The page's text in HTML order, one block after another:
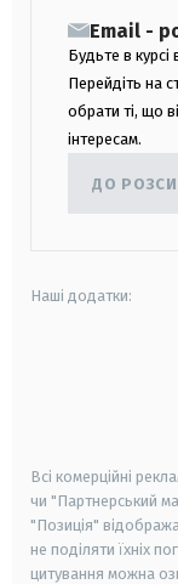
Email -
Будьте в курсі
Перейдіть на
обрати ті, що
інтересам.
ДО
Наші додатки:
Всі комерційні
чи "Партнерський
"Позиція"
не поділяти їхніх
цитування можна